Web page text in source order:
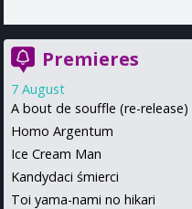
Premieres
7 August
A bout de souffle (re-release)
Homo Argentum
Ice Cream Man
Kandydaci śmierci
Toi yama-nami no hikari